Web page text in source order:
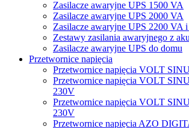
Zasilacze awaryjne UPS 1500 VA
Zasilacze awaryjne UPS 2000 VA
Zasilacze awaryjne UPS 2200 VA
Zestawy zasilania awaryjnego z
Zasilacze awaryjne UPS do domu
Przetwornice napięcia
Przetwornice napięcia VOLT
Przetwornice napięcia VOLT
230V
Przetwornice napięcia VOLT
230V
Przetwornice napięcia AZO